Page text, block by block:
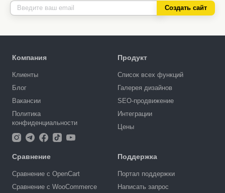
Создать сайт
Компания
Клиенты
Блог
Вакансии
Политика
конфиденциальности
Продукт
Список всех функций
Галерея дизайнов
SEO-продвижение
Интеграции
Цены
Сравнение
Сравнение с OpenCart
Сравнение с WooCommerce
Поддержка
Портал поддержки
Написать запрос